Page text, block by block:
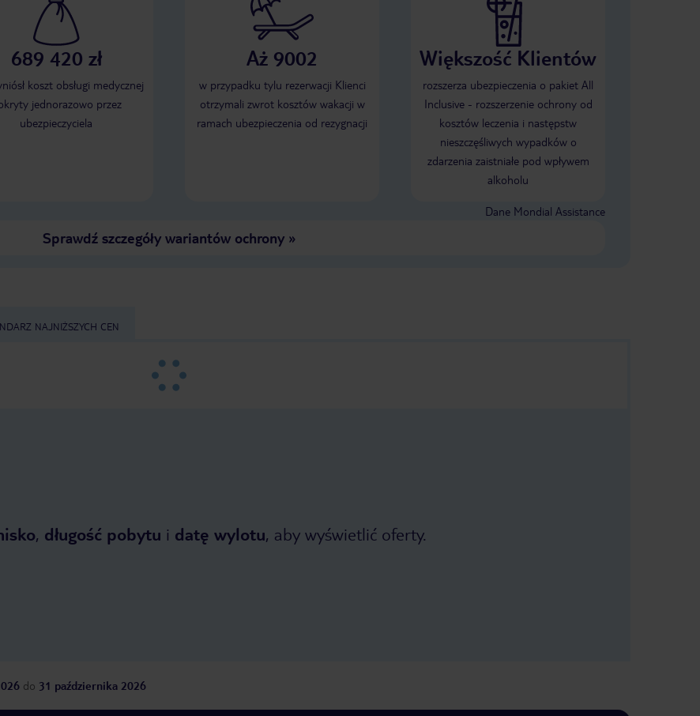
689 420 zł
koszt obsługi medycznej
jednorazowo przez
ubezpieczyciela
Aż 9002
w przypadku tylu rezerwacji Klienci
otrzymali zwrot kosztów wakacji w
ramach ubezpieczenia od rezygnacji
Większość Klientów
rozszerza ubezpieczenia o pakiet All
Inclusive - rozszerzenie ochrony od
kosztów leczenia i następstw
nieszczęśliwych wypadków o
zdarzenia zaistniałe pod wpływem
alkoholu
Dane Mondial Assistance
Sprawdź szczegóły wariantów ochrony»
NAJNIŻSZYCH CEN
, długość pobytu i datę wylotu, aby wyświetlić oferty.
do 31 października 2026